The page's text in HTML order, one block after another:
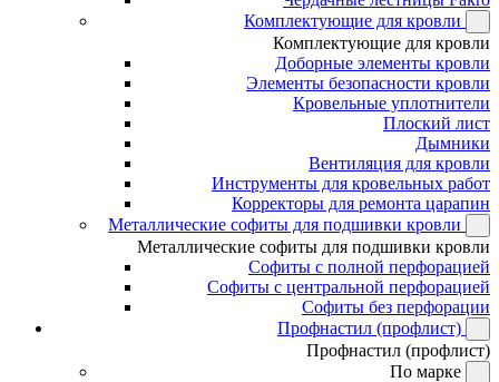
Комплектующие для кровли
Комплектующие для кровли
Доборные элементы кровли
Элементы безопасности кровли
Кровельные уплотнители
Плоский лист
Дымники
Вентиляция для кровли
Инструменты для кровельных работ
Корректоры для ремонта царапин
Металлические софиты для подшивки кровли
Металлические софиты для подшивки кровли
Софиты с полной перфорацией
Софиты с центральной перфорацией
Софиты без перфорации
Профнастил (профлист)
Профнастил (профлист)
По марке